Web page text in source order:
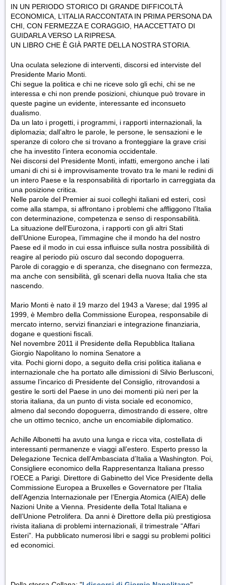
IN UN PERIODO STORICO DI GRANDE DIFFICOLTÀ
ECONOMICA, L’ITALIA RACCONTATA IN PRIMA PERSONA DA
CHI, CON FERMEZZA E CORAGGIO, HA ACCETTATO DI
GUIDARLA VERSO LA RIPRESA.
UN LIBRO CHE È GIÀ PARTE DELLA NOSTRA STORIA.
Una oculata selezione di interventi, discorsi ed interviste del
Presidente Mario Monti.
Chi segue la politica e chi ne riceve solo gli echi, chi se ne
interessa e chi non prende posizioni, chiunque può trovare in
queste pagine un evidente, interessante ed inconsueto
dualismo.
Da un lato i progetti, i programmi, i rapporti internazionali, la
diplomazia; dall’altro le parole, le persone, le sensazioni e le
speranze di coloro che si trovano a fronteggiare la grave crisi
che ha investito l’intera economia occidentale.
Nei discorsi del Presidente Monti, infatti, emergono anche i lati
umani di chi si è improvvisamente trovato tra le mani le redini di
un intero Paese e la responsabilità di riportarlo in carreggiata da
una posizione critica.
Nelle parole del Premier ai suoi colleghi italiani ed esteri, così
come alla stampa, si affrontano i problemi che affliggono l’Italia
con determinazione, competenza e senso di responsabilità.
La situazione dell’Eurozona, i rapporti con gli altri Stati
dell’Unione Europea, l’immagine che il mondo ha del nostro
Paese ed il modo in cui essa influisce sulla nostra possibilità di
reagire al periodo più oscuro dal secondo dopoguerra.
Parole di coraggio e di speranza, che disegnano con fermezza,
ma anche con sensibilità, gli scenari della nuova Italia che sta
nascendo.
Mario Monti è nato il 19 marzo del 1943 a Varese; dal 1995 al
1999, è Membro della Commissione Europea, responsabile di
mercato interno, servizi finanziari e integrazione finanziaria,
dogane e questioni fiscali.
Nel novembre 2011 il Presidente della Repubblica Italiana
Giorgio Napolitano lo nomina Senatore a
vita. Pochi giorni dopo, a seguito della crisi politica italiana e
internazionale che ha portato alle dimissioni di Silvio Berlusconi,
assume l’incarico di Presidente del Consiglio, ritrovandosi a
gestire le sorti del Paese in uno dei momenti più neri per la
storia italiana, da un punto di vista sociale ed economico,
almeno dal secondo dopoguerra, dimostrando di essere, oltre
che un ottimo tecnico, anche un encomiabile diplomatico.
Achille Albonetti ha avuto una lunga e ricca vita, costellata di
interessanti permanenze e viaggi all’estero. Esperto presso la
Delegazione Tecnica dell’Ambasciata d’Italia a Washington. Poi,
Consigliere economico della Rappresentanza Italiana presso
l’OECE a Parigi. Direttore di Gabinetto del Vice Presidente della
Commissione Europea a Bruxelles e Governatore per l’Italia
dell’Agenzia Internazionale per l’Energia Atomica (AIEA) delle
Nazioni Unite a Vienna. Presidente della Total Italiana e
dell’Unione Petrolifera. Da anni è Direttore della più prestigiosa
rivista italiana di problemi internazionali, il trimestrale “Affari
Esteri”. Ha pubblicato numerosi libri e saggi su problemi politici
ed economici.